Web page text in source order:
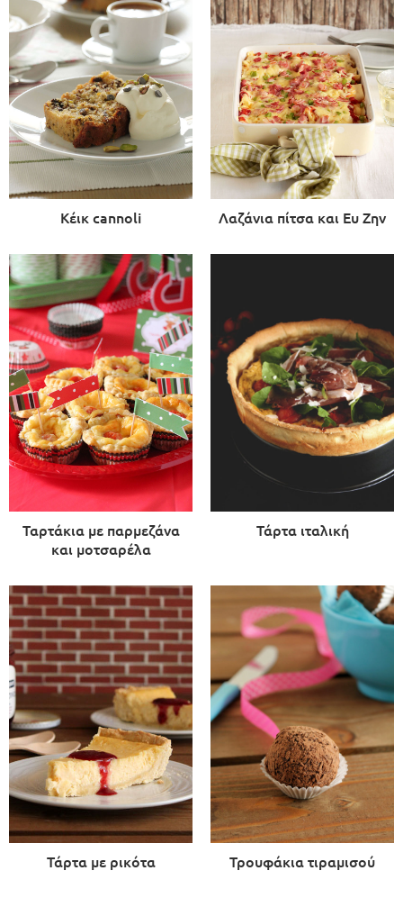
Κέικ cannoli Λαζάνια πίτσα και Ευ Ζην
Ταρτάκια με παρμεζάνα
και μοτσαρέλα
Τάρτα ιταλική
Τάρτα με ρικότα Τρουφάκια τιραμισού